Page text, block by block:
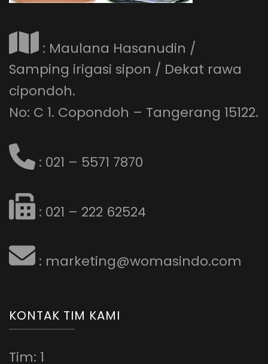
: Maulana Hasanudin /
Samping irigasi sipon / Dekat rawa
cipondoh.
No: C 1. Copondoh – Tangerang 15122.
: 021 – 5571 7870
: 021 – 222 62524
: marketing@womasindo.com
KONTAK TIM KAMI
Tim: 1